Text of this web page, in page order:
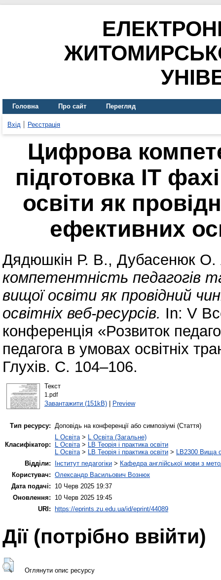
Головна Про сайт Перегляд
Вхід Реєстрація
Цифрова
підготовка IT
освіти як
ефективних
Дядюшкін Р. В., Дубасенюк О.
компетентність педагогів
вищої освіти як провідний
освітніх веб-ресурсів. In: V
конференція «Розвиток
педагога в умовах освітніх
Глухів. С. 104–106.
Текст
1.pdf
Завантажити (151kB)| Preview
Тип ресурсу: Доповідь на конференції або симпозіумі (Стаття)
Класифікатор:
L Освіта> L Освіта (Загальне)
L Освіта> LB Теорія і практика освіти
L Освіта> LB Теорія і практика освіти > LB2300 Вища
Відділи:
Інститут педагогіки > Кафедра англійської мови з
Користувач: Олександр Васильович Вознюк
Дата подачі:
10 Черв 2025 19:37
Оновлення:
10 Черв 2025 19:45
URI:
https://eprints.zu.edu.ua/id/eprint/44089
Дії ​​(потрібно ввійти)
Оглянути опис ресурсу